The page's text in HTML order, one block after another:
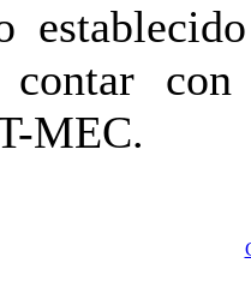
contar
MEC.